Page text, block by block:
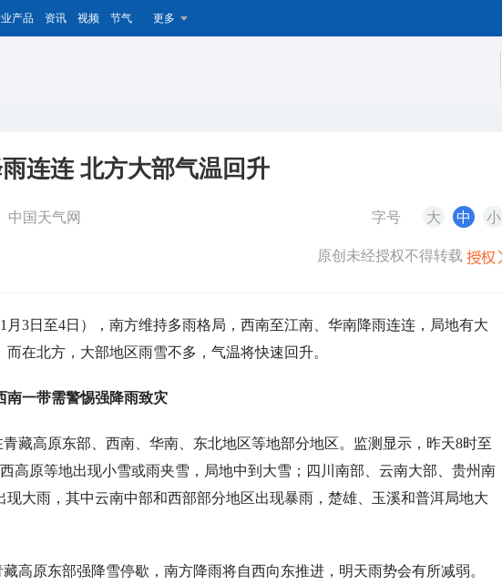
产品 资讯 视频 节气 更多
连连 北方大部气温回升
中国天气网 字号 大 中 小
原创未经授权不得转载
月3日至4日），南方维持多雨格局，西南至江南、华南降雨连连，局地有大
在北方，大部地区雨雪不多，气温将快速回升。
南一带需警惕强降雨致灾
藏高原东部、西南、华南、东北地区等地部分地区。监测显示， 昨天8时至
高原等地出现小雪或雨夹雪，局地中到大雪；四川南部、云南大部、贵州南
大雨，其中云南中部和西部部分地区出现暴雨，楚雄、玉溪和普洱局地大
高原东部强降雪停歇，南方降雨将自西向东推进，明天雨势会有所减弱。